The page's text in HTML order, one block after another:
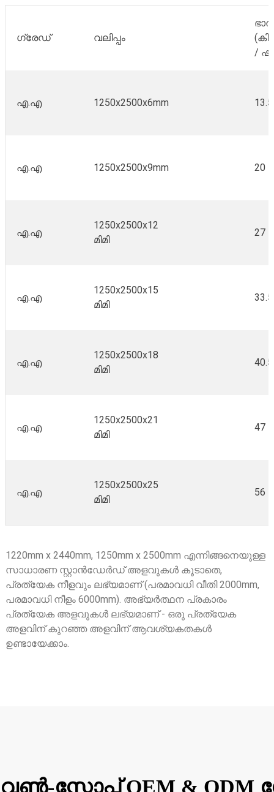
ഗ്രേഡ് വലിപ്പം
/
എ.എ 1250x2500x6mm 13.5
എ.എ 1250x2500x9mm 20
എ.എ
1250x2500x12
മിമി
27
എ.എ
1250x2500x15
മിമി
33.5
എ.എ
1250x2500x18
മിമി
40.5
എ.എ
1250x2500x21
മിമി
47
എ.എ
1250x2500x25
മിമി
56
1220mm x 2440mm, 1250mm x 2500mm എന്നിങ്ങനെയുള്ള
സാധാരണ സ്റ്റാൻഡേർഡ് അളവുകൾ കൂടാതെ,
പ്രത്യേക നീളവും ലഭ്യമാണ് (പരമാവധി വീതി 2000mm,
പരമാവധി നീളം 6000mm). അഭ്യർത്ഥന പ്രകാരം
പ്രത്യേക അളവുകൾ ലഭ്യമാണ് - ഒരു പ്രത്യേക
അളവിന് കുറഞ്ഞ അളവിന് ആവശ്യകതകൾ
ഉണ്ടായേക്കാം.
വൺ-സ്റ്റോപ്പ് OEM &